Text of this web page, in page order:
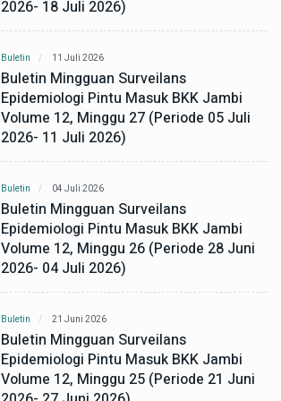
2026- 18 Juli 2026)
Buletin 11 Juli 2026
Buletin Mingguan Surveilans
Epidemiologi Pintu Masuk BKK Jambi
Volume 12, Minggu 27 (Periode 05 Juli
2026- 11 Juli 2026)
Buletin 04 Juli 2026
Buletin Mingguan Surveilans
Epidemiologi Pintu Masuk BKK Jambi
Volume 12, Minggu 26 (Periode 28 Juni
2026- 04 Juli 2026)
Buletin 21 Juni 2026
Buletin Mingguan Surveilans
Epidemiologi Pintu Masuk BKK Jambi
Volume 12, Minggu 25 (Periode 21 Juni